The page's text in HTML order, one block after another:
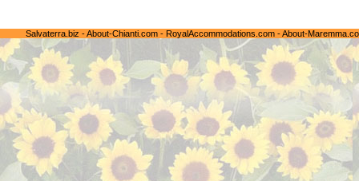
Salvaterra.biz -About-Chianti.com - RoyalAccommodations.com -About-